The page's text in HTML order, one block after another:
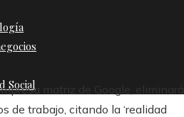
Social matriz de Google, eliminará
de trabajo, citando la ‘realidad